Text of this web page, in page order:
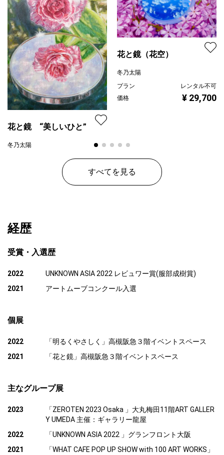
花と鏡 “美しいひと”
冬乃太陽
レンタル不可
¥ 61,600
花と鏡（花空）
冬乃太陽
プラン
レンタル不可
価格
¥ 29,700
すべてを見る
経歴
受賞・入選歴
2022
UNKNOWN ASIA 2022 レビュワー賞(服部成樹賞)
2021
アートムーブコンクール入選
個展
2022
「明るくやさしく」高槻阪急３階イベントスペース
2021
「花と鏡」高槻阪急３階イベントスペース
主なグループ展
2023
「ZEROTEN 2023 Osaka 」大丸梅田11階ART GALLER
Y UMEDA 主催：ギャラリー龍屋
2022
「UNKNOWN ASIA 2022 」グランフロント大阪
2021
「WHAT CAFE POP UP SHOW with 100 ART WORKS」